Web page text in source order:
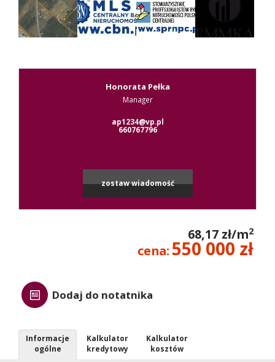
RODO
Leaflet
Honorata Pełka
Manager
ap1234@vp.pl
660767796
zostaw wiadomość
68,17 zł/m2
cena: 550 000 zł
Dodaj do notatnika
Informacje
ogólne
Kalkulator
kredytowy
Kalkulator
kosztów